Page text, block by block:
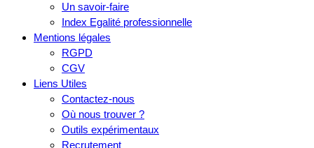
Un savoir-faire
Index Egalité professionnelle
Mentions légales
RGPD
CGV
Liens Utiles
Contactez-nous
Où nous trouver ?
Outils expérimentaux
Recrutement